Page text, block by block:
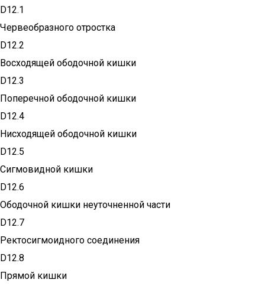
D12.1
Червеобразного отростка
D12.2
Восходящей ободочной кишки
D12.3
Поперечной ободочной кишки
D12.4
Нисходящей ободочной кишки
D12.5
Сигмовидной кишки
D12.6
Ободочной кишки неуточненной части
D12.7
Ректосигмоидного соединения
D12.8
Прямой кишки